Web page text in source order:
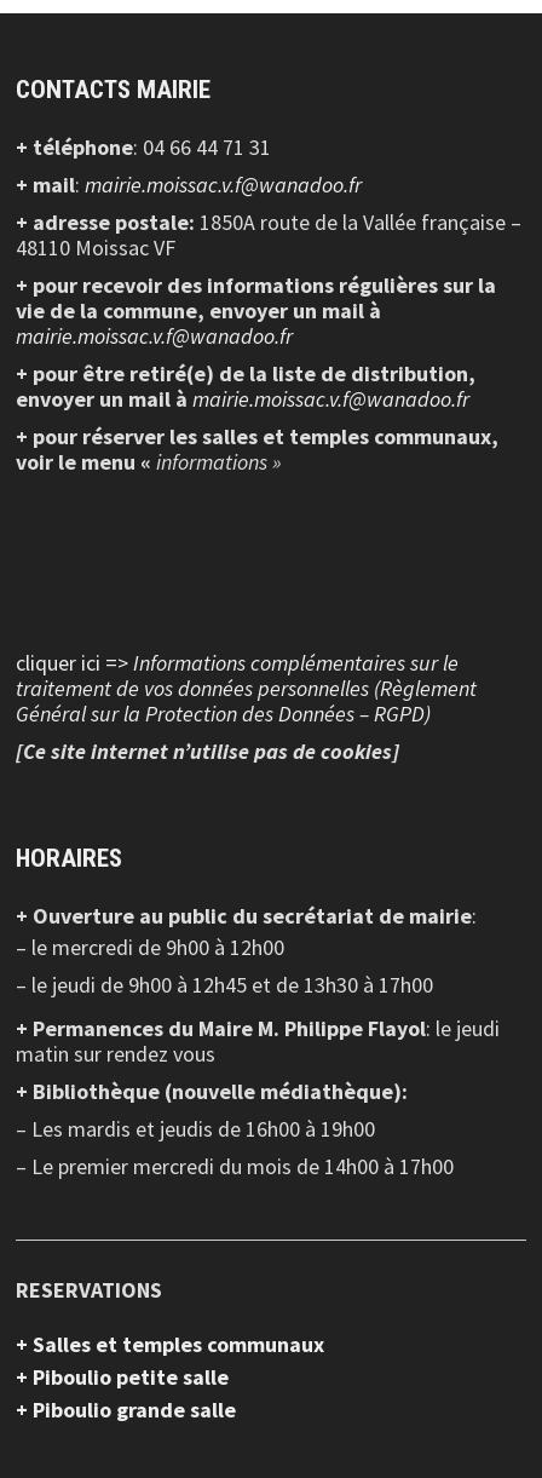
CONTACTS MAIRIE
+ téléphone: 04 66 44 71 31
+ mail: mairie.moissac.v.f@wanadoo.fr
+ adresse postale: 1850A route de la Vallée française –
48110 Moissac VF
+ pour recevoir des informations régulières sur la
vie de la commune, envoyer un mail à
mairie.moissac.v.f@wanadoo.fr
+ pour être retiré(e) de la liste de distribution,
envoyer un mail à mairie.moissac.v.f@wanadoo.fr
+ pour réserver les salles et temples communaux,
voir le menu « informations »
cliquer ici =>Informations complémentaires sur le
traitement de vos données personnelles (Règlement
Général sur la Protection des Données – RGPD)
[Ce site internet n’utilise pas de cookies]
HORAIRES
+ Ouverture au public du secrétariat de mairie:
– le mercredi de 9h00 à 12h00
– le jeudi de 9h00 à 12h45 et de 13h30 à 17h00
+ Permanences du Maire M. Philippe Flayol: le jeudi
matin sur rendez vous
+ Bibliothèque (nouvelle médiathèque):
– Les mardis et jeudis de 16h00 à 19h00
– Le premier mercredi du mois de 14h00 à 17h00
RESERVATIONS
+ Salles et temples communaux
+ Piboulio petite salle
+ Piboulio grande salle